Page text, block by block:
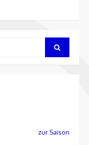
Search
zur Saison